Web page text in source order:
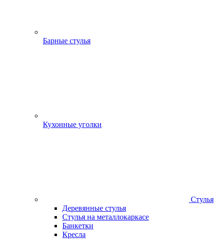
Барные стулья
Кухонные уголки
Стулья
Деревянные стулья
Стулья на металлокаркасе
Банкетки
Кресла